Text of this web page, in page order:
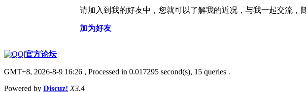
请加入到我的好友中，您就可以了解我的近况，与我一起交流，
加为好友
|官方论坛
GMT+8, 2026-8-9 16:26 , Processed in 0.017295 second(s), 15 queries .
Powered by Discuz! X3.4